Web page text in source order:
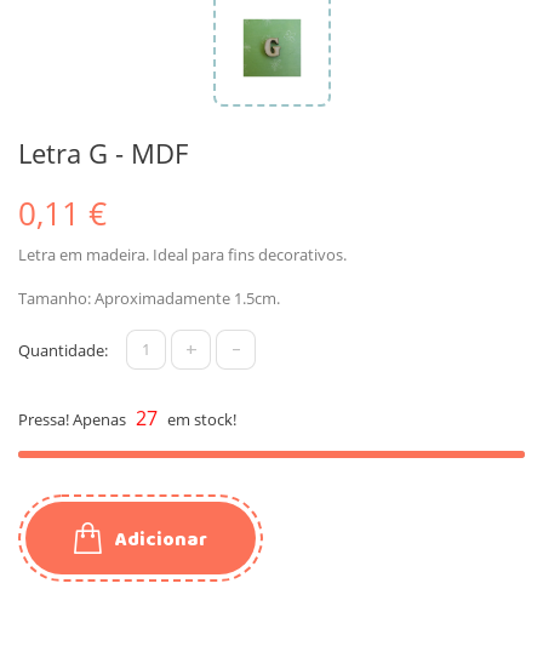
Letra G - MDF
0,11 €
Letra em madeira. Ideal para fins decorativos.
Tamanho: Aproximadamente 1.5cm.
Quantidade: + -
Pressa! Apenas 27 em stock!
Adicionar